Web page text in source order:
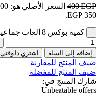
400EGP السعر الأصلي هو: 400 EGP.
350 EGP.
كمية بوكس 8 العاب جماعية ورقية
إضافة إلى السلة اشتري دلوقتي
ضيف المنتج للمقارنة
ضيف المنتج للمفضلة
شارك المنتج في:
Unbeatable offers